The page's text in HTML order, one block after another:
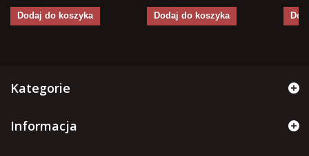
Dodaj do koszyka Dodaj do koszyka
Kategorie
Informacja